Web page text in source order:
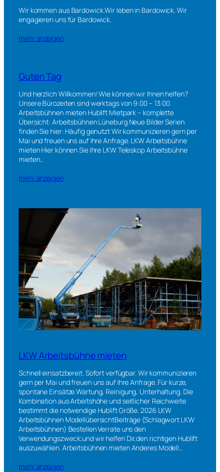
Wir kommen aus Bardowick.Wir leben in Bardowick. Wir
engagieren uns für Bardowick.
mehr anzeigen
Guten Tag
Und herzlich Willkommen! Wie können wir Ihnen helfen?
Unsere Bürozeiten sind werktags von 9:00 – 13:00.
Arbeitsbühnen mieten Hublift Mietpark – komplette
Übersicht: Arbeitsbühnen Lüneburg Neue Bilder Serien
finden Sie hier: Häufig genutzt Wir kommunizieren gern per
Mai und freuen uns auf Ihre Anfrage. LKW Arbeitsbühne
mieten Hier können Sie Ihre LKW Teleskop Arbeitsbühne
mieten…
mehr anzeigen
LKW Arbeitsbühne mieten
Schnell einsatzbereit. Sofort verfügbar. Wir kommunizieren
gern per Mai und freuen uns auf Ihre Anfrage. Für kurze,
spontane Einsätze.Wartung, Reinigung, Unterhaltung. Die
Kombination aus Arbeitshöhe und seitlicher Reichweite
bestimmt die notwendige Hublift Größe. 2026 LKW
Arbeitsbühnen ModellübersichtBeiträge (Schlagwort LKW
Arbeitsbühnen) Bestellen Verrate uns den
Verwendungszweck;und wir helfen Dir,den richtigen Hublift
auszuwählen. Arbeitsbühnen mieten Anderes Modell…
mehr anzeigen